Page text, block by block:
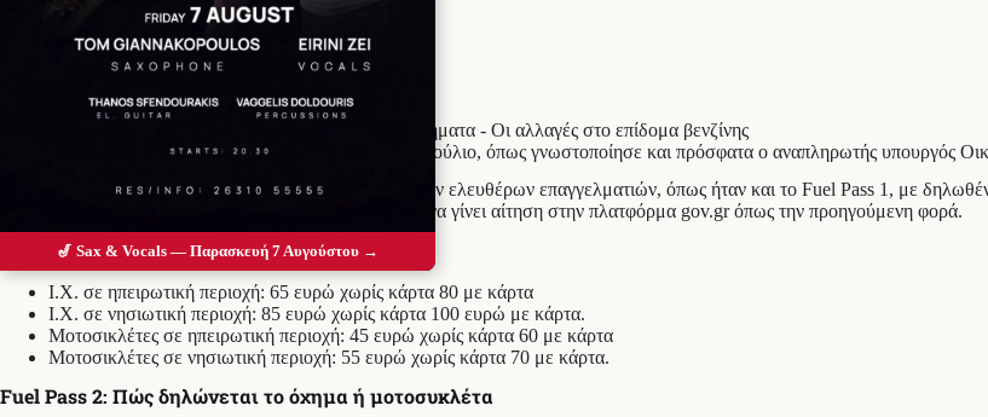
Προσθέστε το Messolonghi Voice ως
προτιμώμενη πηγή στο Google
Fuel Pass 2 θα ανοίξει μέσα στον Ιούλιο, όπως γνωστοποίησε και πρόσφατα ο αναπληρωτής υπουργός
Επιλέξιμα είναι φυσικά πρόσωπα συμπεριλαμβανομένων ελευθέρων επαγγελματιών, όπως ήταν και το Fuel Pass 1, με
Για να δοθεί η ενίσχυση θα πρέπει να γίνει αίτηση στην πλατφόρμα gov.gr όπως την προηγούμενη φορά.
Fuel Pass 2: Τα ποσά για το επίδομα βενζίνης
Ι.Χ. σε ηπειρωτική περιοχή: 65 ευρώ χωρίς κάρτα 80 με κάρτα
Ι.Χ. σε νησιωτική περιοχή: 85 ευρώ χωρίς κάρτα 100 ευρώ με κάρτα.
Μοτοσικλέτες σε ηπειρωτική περιοχή: 45 ευρώ χωρίς κάρτα 60 με κάρτα
Μοτοσικλέτες σε νησιωτική περιοχή: 55 ευρώ χωρίς κάρτα 70 με κάρτα.
Fuel Pass 2: Πώς δηλώνεται το όχημα ή μοτοσυκλέτα
🎷 Sax & Vocals — Παρασκευή 7 Αυγούστου →